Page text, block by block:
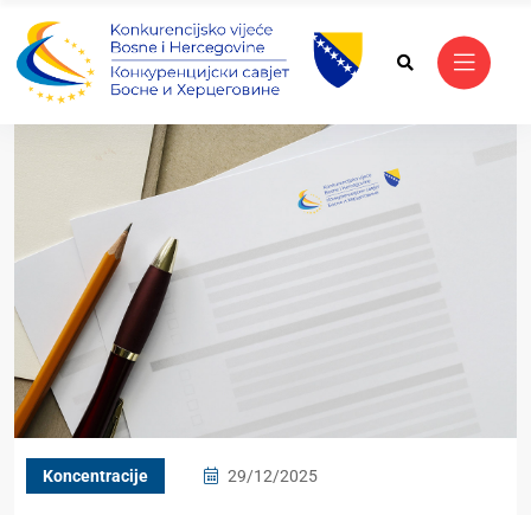
Koncentracije 29/12/2025